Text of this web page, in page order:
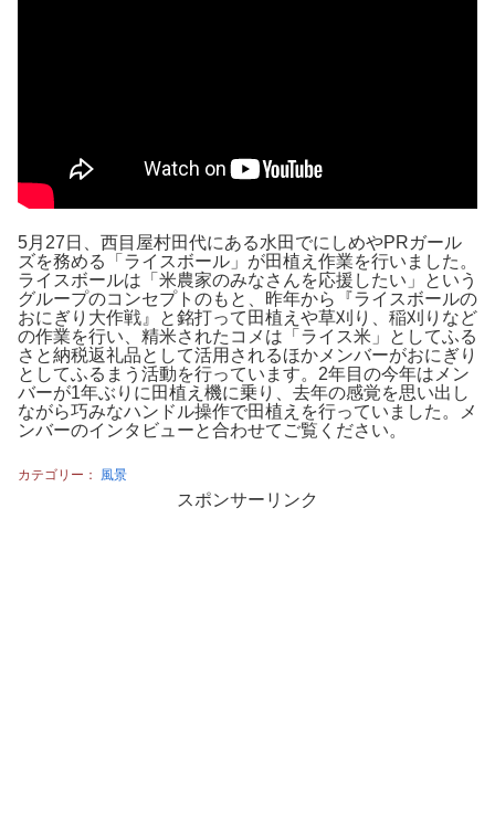
5月27日、西目屋村田代にある水田でにしめやPRガール
ズを務める「ライスボール」が田植え作業を行いました。
ライスボールは「米農家のみなさんを応援したい」という
グループのコンセプトのもと、昨年から『ライスボールの
おにぎり大作戦』と銘打って田植えや草刈り、稲刈りなど
の作業を行い、精米されたコメは「ライス米」としてふる
さと納税返礼品として活用されるほかメンバーがおにぎり
としてふるまう活動を行っています。2年目の今年はメン
バーが1年ぶりに田植え機に乗り、去年の感覚を思い出し
ながら巧みなハンドル操作で田植えを行っていました。メ
ンバーのインタビューと合わせてご覧ください。
カテゴリー： 風景
スポンサーリンク